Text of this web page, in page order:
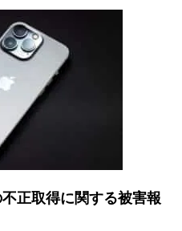
正取得に関する被害報